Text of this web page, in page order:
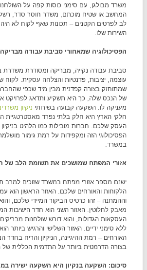
משרד מבולגן, עם סימני כוסות קפה על
המחשב או שטיח מוכתם, משדר חוסר סדר,
לב לפרטים הקטנים – תכונות שאף לקוח לא
השירות שלו.
הפסיכולוגיה שמאחורי סביבת עבודה מבריקה
סביבת עבודה נקייה, מבריקה ומסודרת משדרת
עוצמה, יציבות, פדנטיות והצלחה עסקית. לקוח
שמתוחזק בצורה קפדנית מבין מיד שכפי
של הנכס שלה, כך היא תשקיע ותדאג לפרויקט
מעניקה לו. השקעה קבועה בשירותי ניקיון
חלקי הארץ היא חלק בלתי נפרד מאסטרטגיית
העסק שלכם. חברות מובילות כמו הלהיט
הפסיכולוגי הזה ומקפידות על רמת גימור
במשרד.
אזורי המפתח שמושכים את תשומת הלב של
ישנם מספר אזורי מפתח במשרד שזוכים למרב
הלקוחות והאורחים שלכם. האזור הראשון הוא
וההמתנה – זהו כרטיס הביקור המיידי שלכם, והוא
מאבק לחלוטין. האזור השני הוא חדר הישיבות
העסקאות הגדולות, והוא דורש שולחנות מבריקים
ללא סימני ידיים. האזור השלישי והרגיש ביותר
האורחים – רמת ההיגיינה, הניקיון והריח בחדר
בצורה הדרמטית ביותר על התדמית הכללית
סיכום: השקעה בנקיון היא השקעה ישירה